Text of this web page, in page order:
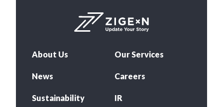
About Us Our Services
News Careers
Sustainability IR